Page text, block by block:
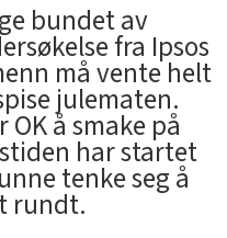
bundet av
fra Ipsos
må vente helt
julematen.
å smake på
har startet
tenke seg å
rundt.